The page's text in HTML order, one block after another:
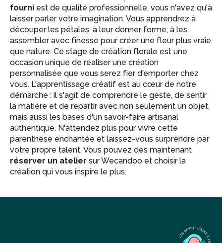
fourni est de qualité professionnelle, vous n'avez qu'à
laisser parler votre imagination. Vous apprendrez à
découper les pétales, à leur donner forme, à les
assembler avec finesse pour créer une fleur plus vraie
que nature. Ce stage de création florale est une
occasion unique de réaliser une création
personnalisée que vous serez fier d'emporter chez
vous. L'apprentissage créatif est au cœur de notre
démarche : il s'agit de comprendre le geste, de sentir
la matière et de repartir avec non seulement un objet,
mais aussi les bases d'un savoir-faire artisanal
authentique. N'attendez plus pour vivre cette
parenthèse enchantée et laissez-vous surprendre par
votre propre talent. Vous pouvez dès maintenant
réserver un atelier sur Wecandoo et choisir la
création qui vous inspire le plus.